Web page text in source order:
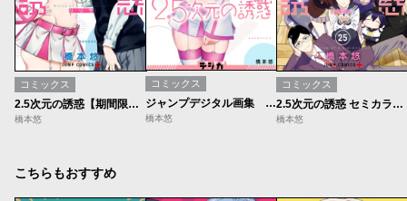
コミックス
2.5次元の誘惑【期間限定無料】
橋本悠
コミックス
ジャンプデジタル画集 デジガ 2.5次元の誘惑
橋本悠
コミックス
2.5次元の誘惑 セミカラー版
橋本悠
こちらもおすすめ